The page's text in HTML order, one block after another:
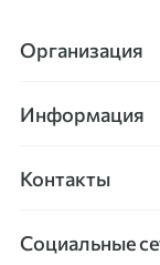
Организация
Информация
Контакты
Социальные